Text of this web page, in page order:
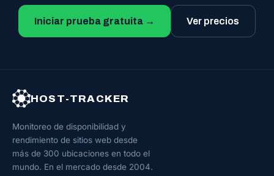
Iniciar prueba gratuita → Ver precios
HOST-TRACKER
Monitoreo de disponibilidad y
rendimiento de sitios web desde
más de 300 ubicaciones en todo el
mundo. En el mercado desde 2004.